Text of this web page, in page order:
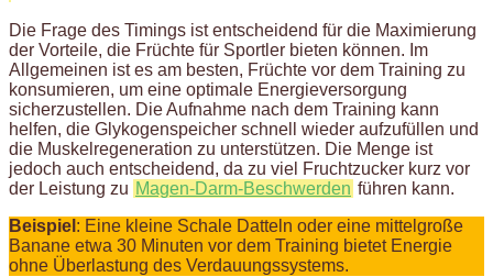
Die Frage des Timings ist entscheidend für die Maximierung
der Vorteile, die Früchte für Sportler bieten können. Im
Allgemeinen ist es am besten, Früchte vor dem Training zu
konsumieren, um eine optimale Energieversorgung
sicherzustellen. Die Aufnahme nach dem Training kann
helfen, die Glykogenspeicher schnell wieder aufzufüllen und
die Muskelregeneration zu unterstützen. Die Menge ist
jedoch auch entscheidend, da zu viel Fruchtzucker kurz vor
der Leistung zu Magen-Darm-Beschwerden führen kann.
Beispiel : Eine kleine Schale Datteln oder eine mittelgroße
Banane etwa 30 Minuten vor dem Training bietet Energie
ohne Überlastung des Verdauungssystems.